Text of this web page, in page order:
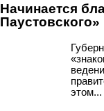
Начинается
этом...